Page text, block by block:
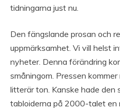
tidningarna just nu.
Den fängslande prosan och
uppmärksamhet. Vi vill helst
nyheter. Denna förändring
småningom. Pressen
litterär ton. Kanske hade den
tabloiderna på 2000-talet en